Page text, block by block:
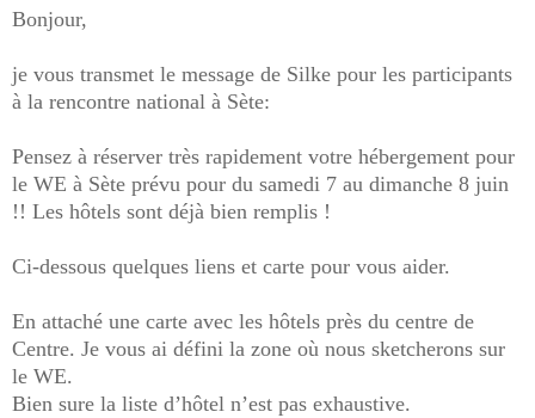
Bonjour,
je vous transmet le message de Silke pour les participants
à la rencontre national à Sète:
Pensez à réserver très rapidement votre hébergement pour
le WE à Sète prévu pour du samedi 7 au dimanche 8 juin
!! Les hôtels sont déjà bien remplis !
Ci-dessous quelques liens et carte pour vous aider.
En attaché une carte avec les hôtels près du centre de
Centre. Je vous ai défini la zone où nous sketcherons sur
le WE.
Bien sure la liste d’hôtel n’est pas exhaustive.